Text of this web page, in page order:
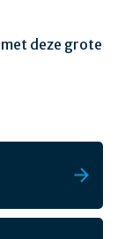
deze grote